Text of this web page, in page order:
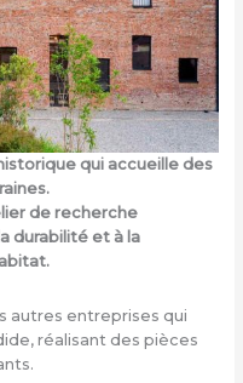
qui accueille des
de recherche
durabilité et à la
autres entreprises qui
réalisant des pièces